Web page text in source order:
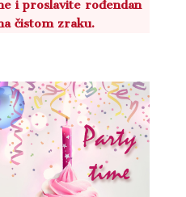
i proslavite rođendan
čistom zraku.